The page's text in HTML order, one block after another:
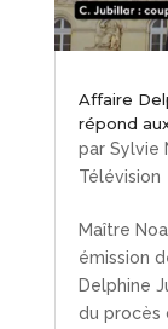
Affaire
répond
par Sylvie
Télévision
Maître
émission
Delphine
du procès